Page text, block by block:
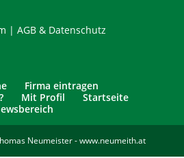
| AGB & Datenschutz
Firma eintragen
Mit Profil
Startseite
Neumeister - www.neumeith.at